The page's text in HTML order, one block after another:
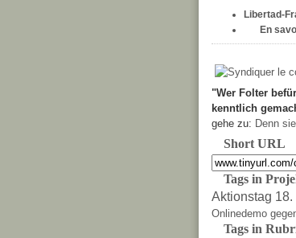
Libertad-
En
"Wer Folter
kenntlich
gehe zu: Denn
Short URL
Tags in
Aktionstag 18.
Onlinedemo
Tags in